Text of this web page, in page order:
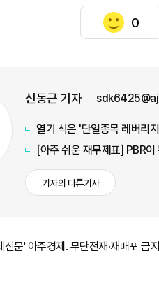
0
신동근 기자
열기 식은 '단일종목 레버리
[아주 쉬운 재무제표] PBR
기자의 다른기사
문' 아주경제. 무단전재·재배포 금지